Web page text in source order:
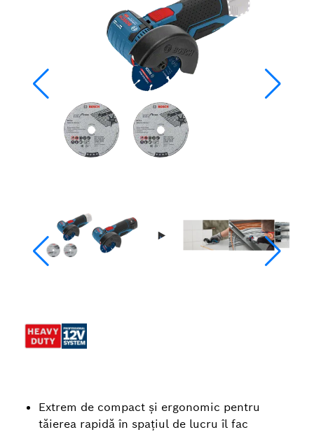
Extrem de compact şi ergonomic pentru
tăierea rapidă în spaţiul de lucru îl fac